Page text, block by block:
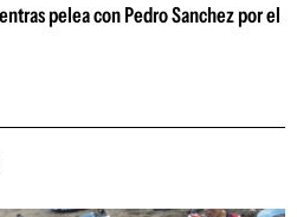
pelea con Pedro Sanchez por el